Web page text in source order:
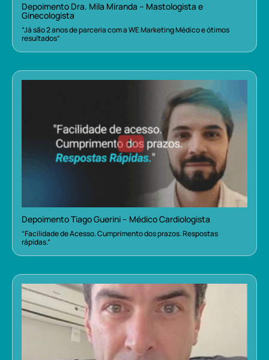
Depoimento Dra. Mila Miranda – Mastologista e
Ginecologista
“Já são 2 anos de parceria com a WE Marketing Médico e ótimos
resultados”
Depoimento Tiago Guerini – Médico Cardiologista
“Facilidade de Acesso. Cumprimento dos prazos. Respostas
rápidas.”